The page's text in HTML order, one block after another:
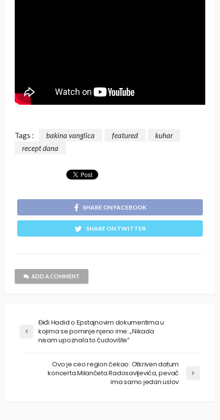
Tags : bakina vanglica featured
kuhar
recept dana
SHARE ON FACEBOOK
SHARE ON TWITTER
ADD A COMMENT
Điđi Hadid o Epstajnovim dokumentima u
kojima se pominje njeno ime: „Nikada
nisam upoznala to čudovište“
Ovo je ceo region čekao: Otkriven datum
koncerta Milančeta Radosavljevića, pevač
ima samo jedan uslov